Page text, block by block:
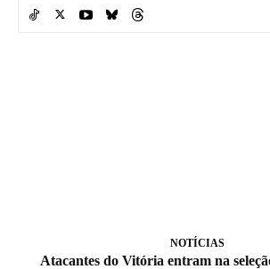
NOTÍCIAS
Atacantes do Vitória entram na